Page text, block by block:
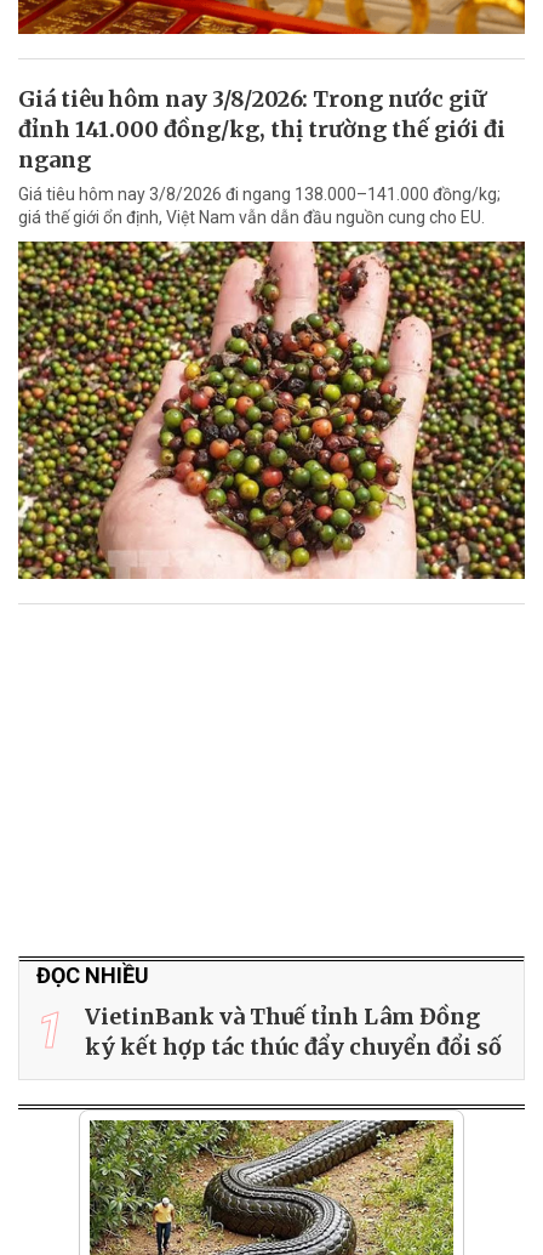
Giá tiêu hôm nay 3/8/2026: Trong nước giữ
đỉnh 141.000 đồng/kg, thị trường thế giới đi
ngang
Giá tiêu hôm nay 3/8/2026 đi ngang 138.000–141.000 đồng/kg;
giá thế giới ổn định, Việt Nam vẫn dẫn đầu nguồn cung cho EU.
ĐỌC NHIỀU
1
VietinBank và Thuế tỉnh Lâm Đồng
ký kết hợp tác thúc đẩy chuyển đổi số